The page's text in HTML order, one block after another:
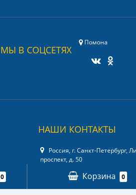
МЫ В СОЦСЕТЯХ
Помона
НАШИ КОНТАКТЫ
Россия, г. Санкт-Петербург,
проспект, д. 50
+7 (911) 931-03-04
info@your-optic.ru
0 Корзина 0